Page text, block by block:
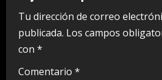
e
R
e
Tu dirección de correo
publicada. Los campos
con *
Comentario *